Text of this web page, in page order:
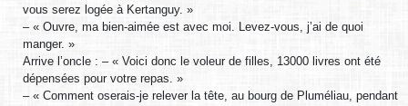
vous serez logée à Kertanguy. »
– « Ouvre, ma bien-aimée est avec moi. Levez-vous, j’ai de quoi
manger. »
Arrive l’oncle : – « Voici donc le voleur de filles, 13000 livres ont été
dépensées pour votre repas. »
– « Comment oserais-je relever la tête, au bourg de Pluméliau, pendant